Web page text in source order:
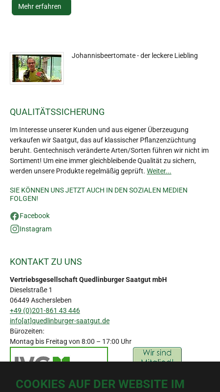
COOKIES AUF DER WEBSITE IM
Mehr erfahren
Johannisbeertomate - der leckere Liebling
QUALITÄTSSICHERUNG
Im Interesse unserer Kunden und aus eigener Überzeugung
verkaufen wir Saatgut, das auf klassischer Pflanzenzüchtung
beruht. Gentechnisch veränderte Arten/Sorten führen wir nicht im
Sortiment! Um eine immer gleichbleibende Qualität zu sichern,
werden unsere Produkte regelmäßig geprüft. Weiter...
SIE KÖNNEN UNS JETZT AUCH IN DEN SOZIALEN MEDIEN
FOLGEN!
Facebook
Instagram
KONTAKT ZU UNS
Vertriebsgesellschaft Quedlinburger Saatgut mbH
Dieselstraße 1
06449 Aschersleben
+49 (0)201-861 43 446
info[at]quedlinburger-saatgut.de
Bürozeiten:
Montag bis Freitag von 8:00 – 17:00 Uhr